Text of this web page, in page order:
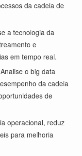
da cadeia de
a tecnologia da
e
em tempo real.
o big data
da cadeia
de
operacional, reduz
para melhoria